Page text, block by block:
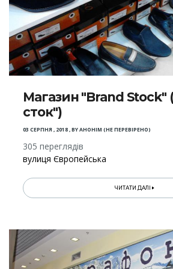
Магазин "Brand Stock"
сток")
03 СЕРПНЯ , 2018,BYАНОНІМ (НЕ ПЕРЕВІРЕНО)
305 переглядів
вулиця Європейська
ЧИТАТИ ДАЛІ